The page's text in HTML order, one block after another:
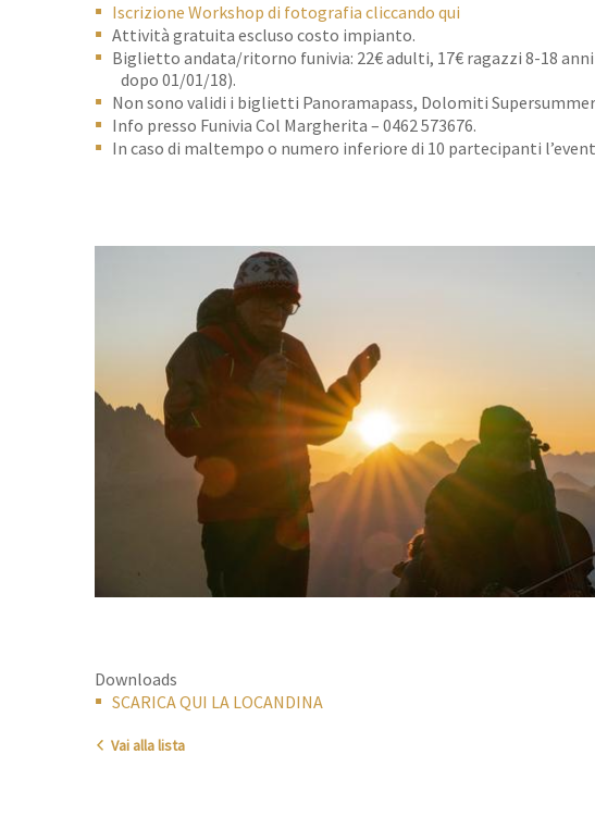
Iscrizione Workshop di fotografia cliccando qui
Attività gratuita escluso costo impianto.
Biglietto andata/ritorno funivia: 22€ adulti, 17€ ragazzi 8-18
dopo 01/01/18).
Non sono validi i biglietti Panoramapass, Dolomiti
Info presso Funivia Col Margherita – 0462 573676.
In caso di maltempo o numero inferiore di 10 partecipanti
Downloads
SCARICA QUI LA LOCANDINA
Vai alla lista